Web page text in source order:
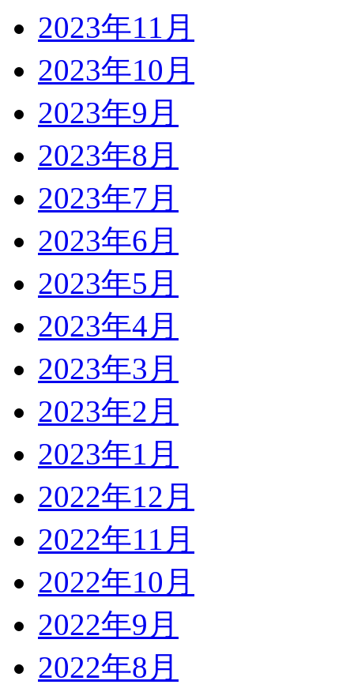
2023年11月
2023年10月
2023年9月
2023年8月
2023年7月
2023年6月
2023年5月
2023年4月
2023年3月
2023年2月
2023年1月
2022年12月
2022年11月
2022年10月
2022年9月
2022年8月